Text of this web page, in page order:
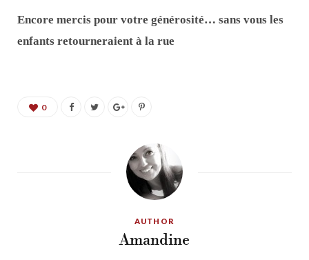
Encore mercis pour votre générosité… sans vous les
enfants retourneraient à la rue
0
AUTHOR
Amandine